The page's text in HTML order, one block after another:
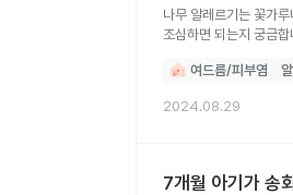
나무 알레르기는 꽃가
조심하면 되는지 궁금합
여드름/피부염
2024.08.29
7개월 아기가 송